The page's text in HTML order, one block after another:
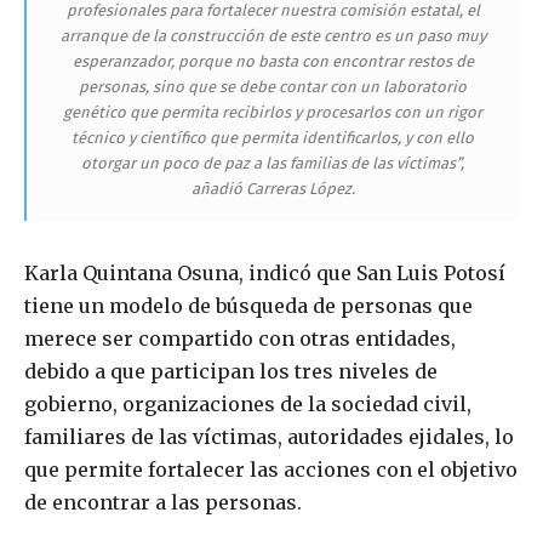
profesionales para fortalecer nuestra comisión estatal, el
arranque de la construcción de este centro es un paso muy
esperanzador, porque no basta con encontrar restos de
personas, sino que se debe contar con un laboratorio
genético que permita recibirlos y procesarlos con un rigor
técnico y científico que permita identificarlos, y con ello
otorgar un poco de paz a las familias de las víctimas”,
añadió Carreras López.
Karla Quintana Osuna, indicó que San Luis Potosí
tiene un modelo de búsqueda de personas que
merece ser compartido con otras entidades,
debido a que participan los tres niveles de
gobierno, organizaciones de la sociedad civil,
familiares de las víctimas, autoridades ejidales, lo
que permite fortalecer las acciones con el objetivo
de encontrar a las personas.